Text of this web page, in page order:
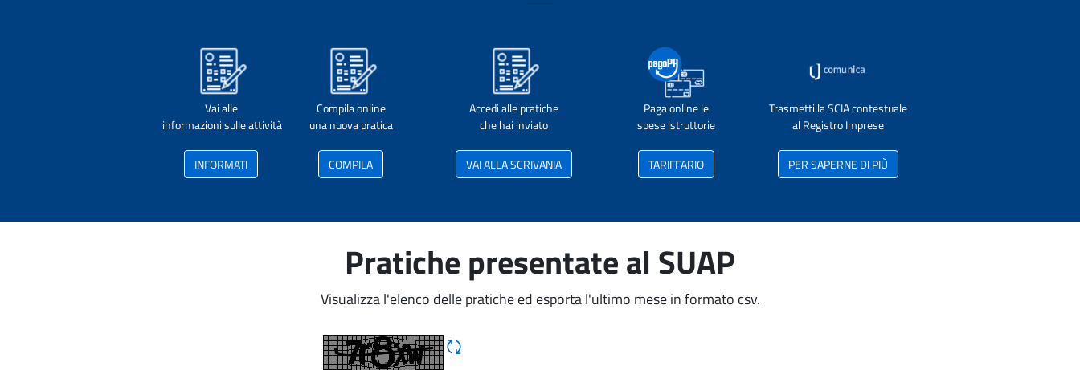
Vai alle
informazioni sulle attività
INFORMATI
Compila online
una nuova pratica
COMPILA
Accedi alle pratiche
che hai inviato
VAI ALLA SCRIVANIA
Paga online le
spese istruttorie
TARIFFARIO
Trasmetti la SCIA contestuale
al Registro Imprese
PER SAPERNE DI PIÙ
Pratiche presentate al SUAP
Visualizza l'elenco delle pratiche ed esporta l'ultimo mese in formato csv.
Rigene CAPTCHA